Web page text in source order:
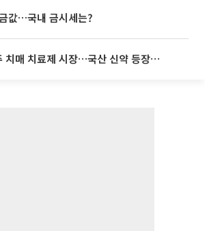
값…국내 금시세는?
‘레켐비’ 독주 치매 치료제 시장…국산 신약 등장하나